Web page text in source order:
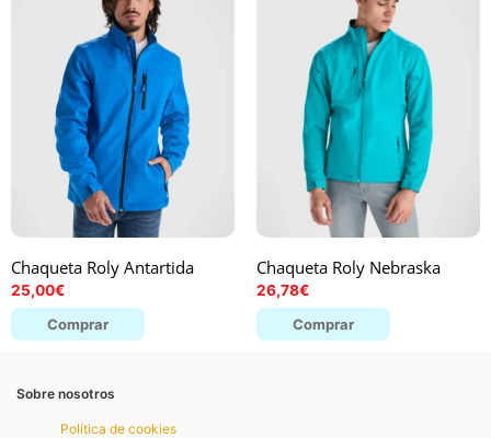
Chaqueta Roly Antartida
25,00€
Comprar
Chaqueta Roly Nebraska
26,78€
Comprar
Sobre nosotros
Política de cookies